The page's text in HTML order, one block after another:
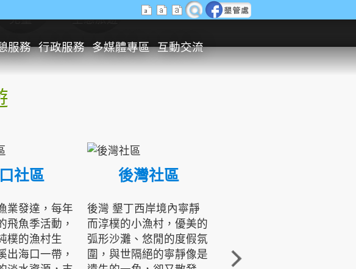
服務 行政服務 多媒體專區 互動交流
兒童 生態旅遊
社區
業發達，每年
飛魚季活動，
樸的漁村生
出海口一帶，
後灣社區
後灣 墾丁西岸境內寧靜
而淳樸的小漁村，優美的
弧形沙灘、悠閒的度假氛
圍，與世隔絕的寧靜像是
角的端點，冬季海浪拍打